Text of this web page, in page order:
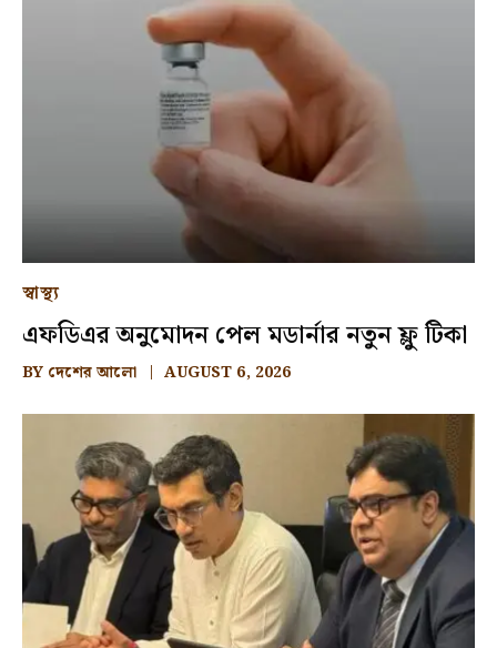
স্বাস্থ্য
এফডিএর অনুমোদন পেল মডার্নার নতুন ফ্লু টিকা
BY দেশের আলো AUGUST 6, 2026